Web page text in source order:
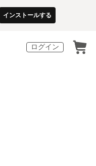
インストールする
ログイン